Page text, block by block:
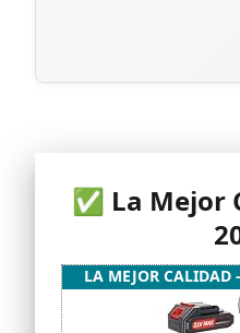
✅ La Mejor
LA MEJOR CALIDAD